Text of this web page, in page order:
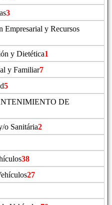
3
Empresarial y Recursos
y Dietética1
y Familiar7
5
DE
o Sanitária2
38
27